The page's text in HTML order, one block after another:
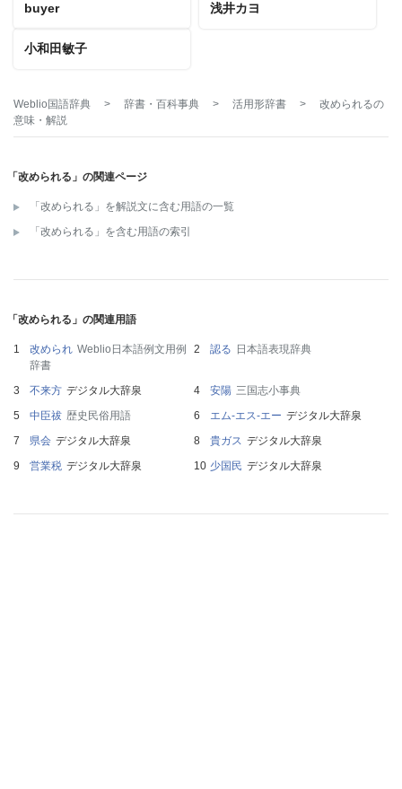
buyer 浅井カヨ
小和田敏子
Weblio国語辞典 > 辞書・百科事典 > 活用形辞書 > 改められるの
意味・解説
「改められる」の関連ページ
「改められる」を解説文に含む用語の一覧
「改められる」を含む用語の索引
「改められる」の関連用語
改められ Weblio日本語例文用例
辞書
認る 日本語表現辞典
不来方 デジタル大辞泉 安陽 三国志小事典
中臣祓 歴史民俗用語 エム‐エス‐エー デジタル大辞泉
県会 デジタル大辞泉 貴ガス デジタル大辞泉
営業税 デジタル大辞泉 少国民 デジタル大辞泉